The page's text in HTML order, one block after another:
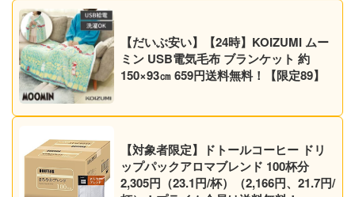
【だいぶ安い】【24時】KOIZUMI ムー
ミン USB電気毛布 ブランケット 約
150×93㎝ 659円送料無料！【限定89】
【対象者限定】ドトールコーヒー ドリ
ップパックアロマブレンド 100杯分
2,305円（23.1円/杯）（2,166円、21.7円/